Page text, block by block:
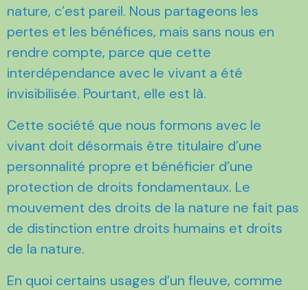
nature, c’est pareil. Nous partageons les
pertes et les bénéfices, mais sans nous en
rendre compte, parce que cette
interdépendance avec le vivant a été
invisibilisée. Pourtant, elle est là.
Cette société que nous formons avec le
vivant doit désormais être titulaire d’une
personnalité propre et bénéficier d’une
protection de droits fondamentaux. Le
mouvement des droits de la nature ne fait pas
de distinction entre droits humains et droits
de la nature.
En quoi certains usages d’un fleuve, comme